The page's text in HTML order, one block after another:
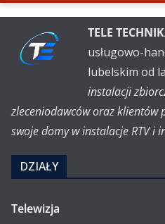
TELE
usługowo-
lubelskim od
instalacji
zleceniodawców oraz klientów
swoje domy w instalacje RTV i
DZIAŁY
Telewizja